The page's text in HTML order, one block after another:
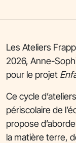
Les Ateliers
2026, Anne-
pour le projet
Ce cycle
périscolaire de
propose
la matière terre,